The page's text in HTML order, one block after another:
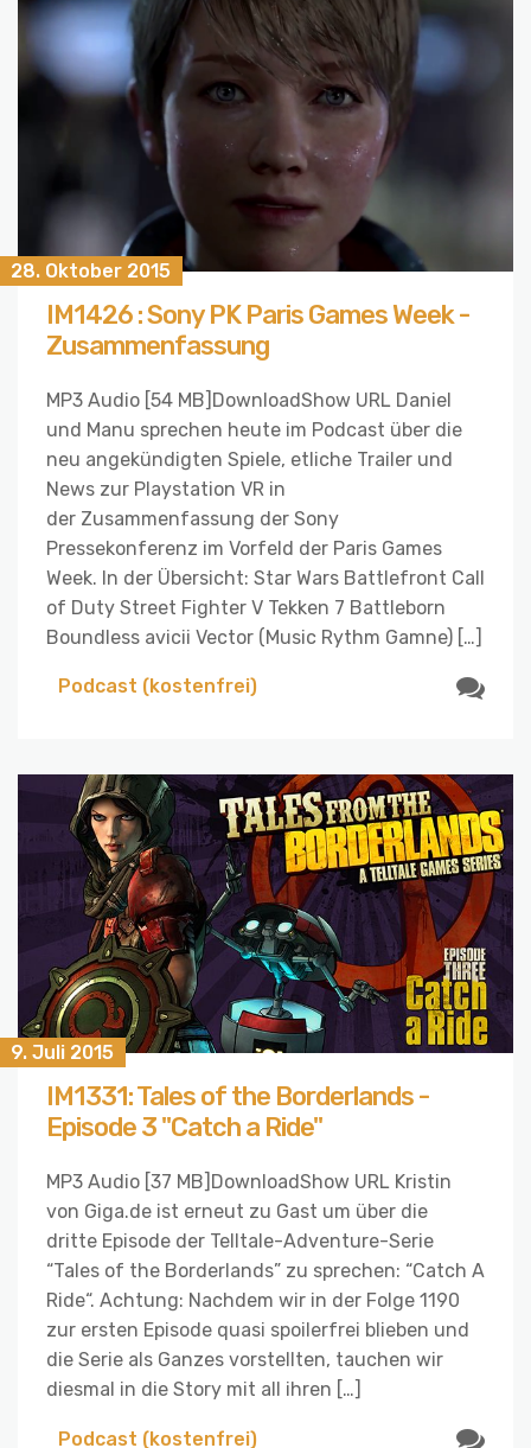
28. Oktober 2015
IM1426 : Sony PK Paris Games Week -
Zusammenfassung
MP3 Audio [54 MB]DownloadShow URL Daniel
und Manu sprechen heute im Podcast über die
neu angekündigten Spiele, etliche Trailer und
News zur Playstation VR in
der Zusammenfassung der Sony
Pressekonferenz im Vorfeld der Paris Games
Week. In der Übersicht: Star Wars Battlefront Call
of Duty Street Fighter V Tekken 7 Battleborn
Boundless avicii Vector (Music Rythm Gamne) […]
Podcast (kostenfrei)
9. Juli 2015
IM1331: Tales of the Borderlands -
Episode 3 "Catch a Ride"
MP3 Audio [37 MB]DownloadShow URL Kristin
von Giga.de ist erneut zu Gast um über die
dritte Episode der Telltale-Adventure-Serie
“Tales of the Borderlands” zu sprechen: “Catch A
Ride“. Achtung: Nachdem wir in der Folge 1190
zur ersten Episode quasi spoilerfrei blieben und
die Serie als Ganzes vorstellten, tauchen wir
diesmal in die Story mit all ihren […]
Podcast (kostenfrei)